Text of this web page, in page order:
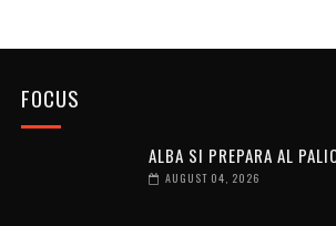
FOCUS
ALBA SI PREPARA AL
AUGUST 04, 2026